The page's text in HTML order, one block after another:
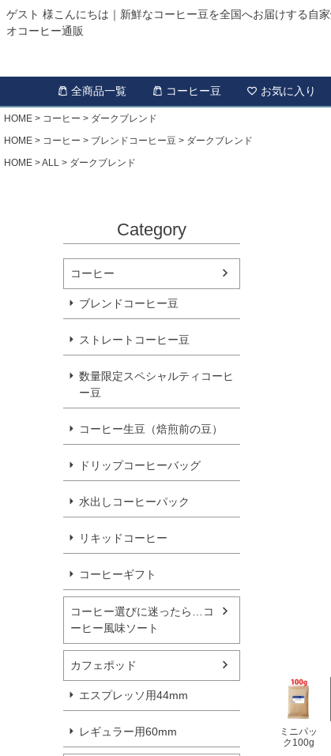
ゲスト 様こんにちは｜新鮮なコーヒー豆を全国へお届けする自
オコーヒー通販
全商品一覧 コーヒー豆 お気に入り
HOME コーヒー
ダークブレンド
HOME
コーヒー ブレンドコーヒー豆
ダークブレンド
HOME
ALL ダークブレンド
Category
コーヒー
ブレンドコーヒー豆
ストレートコーヒー豆
数量限定スペシャルティコーヒ
ー豆
コーヒー生豆（焙煎前の豆）
ドリップコーヒーバッグ
水出しコーヒーパック
リキッドコーヒー
コーヒーギフト
コーヒー選びに迷ったら…コ
ーヒー風味ソート
カフェポッド
エスプレッソ用44mm
レギュラー用60mm
ミニパッ
ク100g